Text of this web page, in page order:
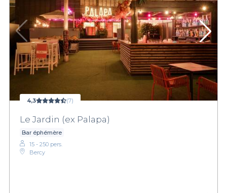
4,3 (7)
Le Jardin (ex Palapa)
Bar éphémère
15 - 250 pers.
Bercy